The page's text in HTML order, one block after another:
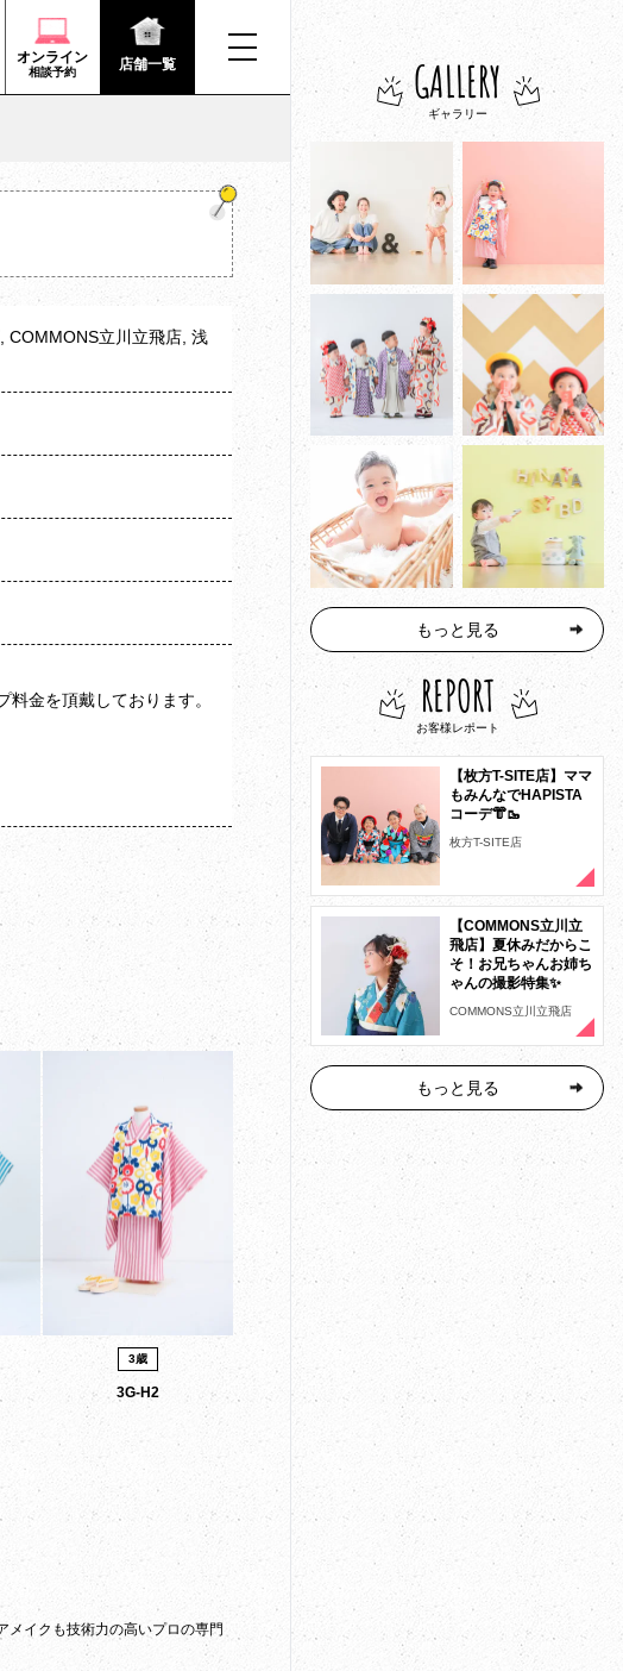
オンライン
相談予約 店舗一覧
COMMONS立川立飛店, 浅
金を頂戴しております。
3歳
3G-H2
メイクも技術力の高いプロの専門
GALLERY
ギャラリー
もっと見る
REPORT
お客様レポート
【枚方T-SITE店】ママ
もみんなでHAPISTA
コーデ👘🥾
枚方T-SITE店
【COMMONS立川立
飛店】夏休みだからこ
そ！お兄ちゃんお姉ち
ゃんの撮影特集✨
COMMONS立川立飛店
もっと見る